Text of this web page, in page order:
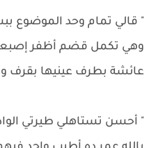
" قالي تمام وحد الموضوع
وهي تكمل قضم أظفر
عائشة بطرف عينيها بقرف
" أحسن تستاهلي طيرتي